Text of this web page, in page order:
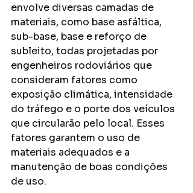
envolve diversas camadas de
materiais, como base asfáltica,
sub-base, base e reforço de
subleito, todas projetadas por
engenheiros rodoviários que
consideram fatores como
exposição climática, intensidade
do tráfego e o porte dos veículos
que circularão pelo local. Esses
fatores garantem o uso de
materiais adequados e a
manutenção de boas condições
de uso.